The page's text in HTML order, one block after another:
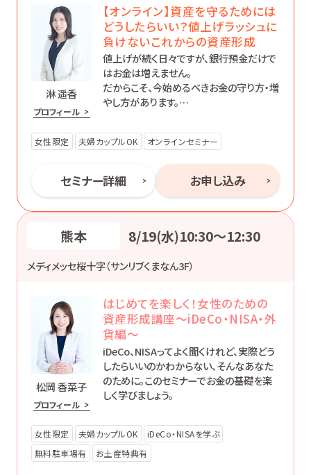
淋 遥香
プロフィール
【オンライン】資産を守るためには
どうしたらいい？値上げラッシュに
負けないこれからの資産形成
値上げが続く日々ですが、銀行預金だけで
はお金は増えません。
だからこそ、今始めるべきお金の守り方・増
やし方があります。
産形成について丁寧にお伝えします。
女性限定 夫婦カップルOK オンラインセミナー
セミナー詳細 お申し込み
熊本 8/19(水)10:30〜12:30
メディメッセ桜十字（サンリブくまなん3F）
松岡 香菜子
プロフィール
はじめてを楽しく！女性のための
資産形成講座～iDeCo・NISA・外
貨編～
iDeCo、NISAってよく聞くけれど、実際どう
したらいいのかわからない、そんなあなた
のために。このセミナーでお金の基礎を楽
しく学びましょう。
女性限定 夫婦カップルOK
iDeCo・NISAを学ぶ
無料駐車場有
お土産特典有